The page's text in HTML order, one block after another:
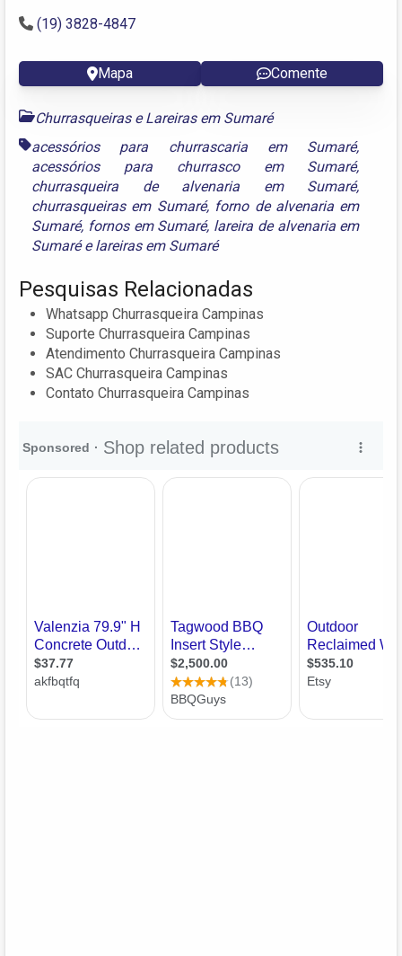
(19) 3828-4847
Mapa Comente
Churrasqueiras e Lareiras em Sumaré
acessórios para churrascaria em Sumaré,
acessórios para churrasco em Sumaré,
churrasqueira de alvenaria em Sumaré,
churrasqueiras em Sumaré, forno de alvenaria em
Sumaré, fornos em Sumaré, lareira de alvenaria em
Sumaréelareiras em Sumaré
Pesquisas Relacionadas
Whatsapp Churrasqueira Campinas
Suporte Churrasqueira Campinas
Atendimento Churrasqueira Campinas
SAC Churrasqueira Campinas
Contato Churrasqueira Campinas